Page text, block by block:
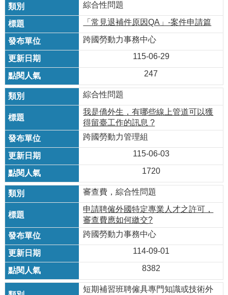
檢
舉
貪
瀆
綜合性問題
「常見退補件原因QA」-案件申請篇
跨國勞動力事務中心
115-06-29
247
綜合性問題
我是僑外生，有哪些線上管道可以獲
得留臺工作的訊息 ?
跨國勞動力管理組
115-06-03
1720
審查費，綜合性問題
申請聘僱外國特定專業人才之許可，
審查費應如何繳交?
跨國勞動力事務中心
114-09-01
8382
短期補習班聘僱具專門知識或技術外